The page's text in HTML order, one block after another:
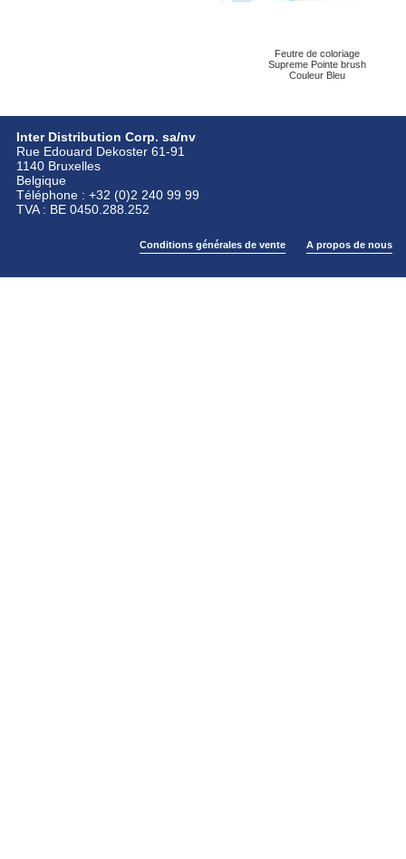
Feutre de coloriage
Supreme Pointe brush
Couleur Bleu
Inter Distribution Corp. sa/nv
Rue Edouard Dekoster 61-91
1140 Bruxelles
Belgique
Téléphone : +32 (0)2 240 99 99
TVA : BE 0450.288.252
Conditions générales de vente A propos de nous